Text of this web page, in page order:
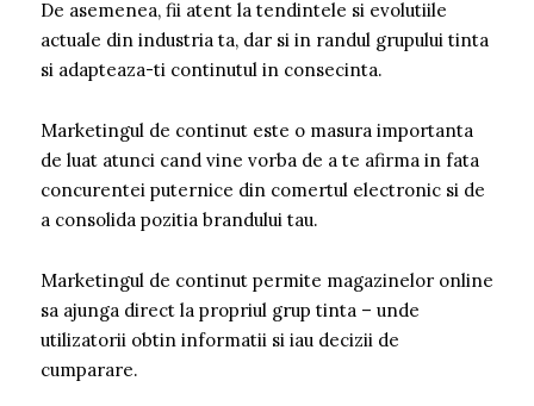
De asemenea, fii atent la tendintele si evolutiile
actuale din industria ta, dar si in randul grupului tinta
si adapteaza-ti continutul in consecinta.
Marketingul de continut este o masura importanta
de luat atunci cand vine vorba de a te afirma in fata
concurentei puternice din comertul electronic si de
a consolida pozitia brandului tau.
Marketingul de continut permite magazinelor online
sa ajunga direct la propriul grup tinta – unde
utilizatorii obtin informatii si iau decizii de
cumparare.